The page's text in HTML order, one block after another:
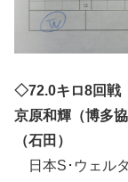
◇72.0キロ8回戦
京原和輝（博多
（石田）
日本S･ウェル